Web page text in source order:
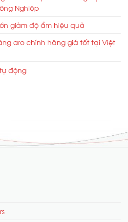
Nghiệp
giảm độ ẩm hiệu quả
aro chính hãng giá tốt tại Việt
động